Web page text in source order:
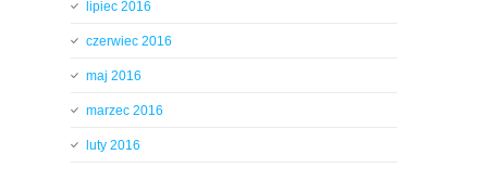
lipiec 2016
czerwiec 2016
maj 2016
marzec 2016
luty 2016